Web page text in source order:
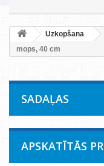
Uzkopšana
mops, 40 cm
SADAĻAS
APSKATĪTĀS